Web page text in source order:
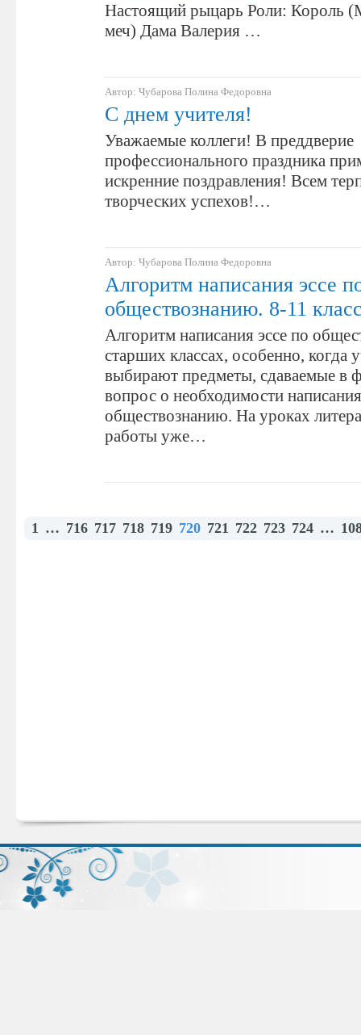
Настоящий рыцарь Роли: Король
меч) Дама Валерия …
Автор: Чубарова Полина Федоровна
С днем учителя!
Уважаемые коллеги! В преддверие
профессионального праздника
искренние поздравления! Всем
творческих успехов!…
Автор: Чубарова Полина Федоровна
Алгоритм написания эссе
обществознанию. 8-11
Алгоритм написания эссе по
старших классах, особенно, когда
выбирают предметы, сдаваемые в
вопрос о необходимости
обществознанию. На уроках
работы уже…
1 … 716 717 718 719 720 721 722 723 724 …